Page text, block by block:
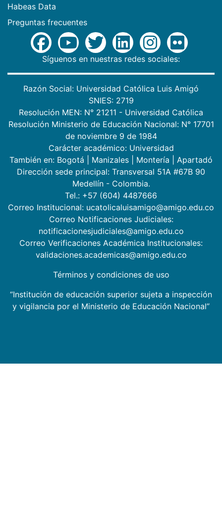
Habeas Data
Preguntas frecuentes
Síguenos en nuestras redes sociales:
Razón Social: Universidad Católica Luis Amigó
SNIES: 2719
Resolución MEN: N° 21211 - Universidad Católica
Resolución Ministerio de Educación Nacional: N° 17701
de noviembre 9 de 1984
Carácter académico: Universidad
También en: Bogotá Manizales Montería
Apartadó
Dirección sede principal: Transversal 51A #67B 90
Medellín - Colombia.
Tel.: +57 (604) 4487666
Correo Institucional: ucatolicaluisamigo@amigo.edu.co
Correo Notificaciones Judiciales:
notificacionesjudiciales@amigo.edu.co
Correo Verificaciones Académica Institucionales:
validaciones.academicas@amigo.edu.co
Términos y condiciones de uso
“Institución de educación superior sujeta a inspección
y vigilancia por el Ministerio de Educación Nacional”